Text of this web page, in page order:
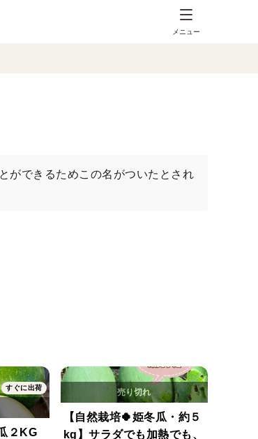
メニュー
ができるためこの名がついたとされ
すぐに出荷
２KG
【自然栽培🍀姫冬瓜・約５
kg】サラダでも加熱でも、